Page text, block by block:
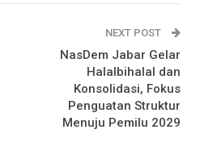
NEXT POST
NasDem Jabar Gelar
Halalbihalal dan
Konsolidasi, Fokus
Penguatan Struktur
Menuju Pemilu 2029